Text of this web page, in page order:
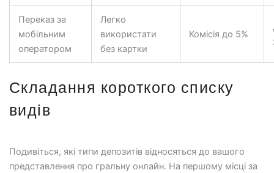
Переказ за
мобільним
оператором
Легко
використати
без картки
Комісія до 5%
Складання короткого списку
видів
Подивіться, які типи депозитів відносяться до вашого
представлення про гральну онлайн. На першому місці за